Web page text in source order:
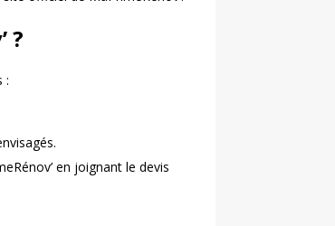
?
:
en joignant le devis